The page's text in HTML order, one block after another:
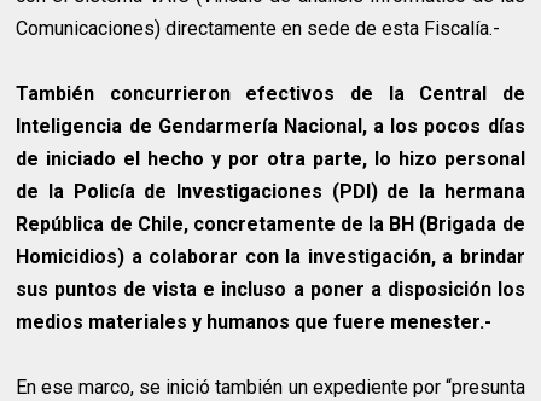
Comunicaciones) directamente en sede de esta Fiscalía.-
También concurrieron efectivos de la Central de
Inteligencia de Gendarmería Nacional, a los pocos días
de iniciado el hecho y por otra parte, lo hizo personal
de la Policía de Investigaciones (PDI) de la hermana
República de Chile, concretamente de la BH (Brigada de
Homicidios) a colaborar con la investigación, a brindar
sus puntos de vista e incluso a poner a disposición los
medios materiales y humanos que fuere menester.-
En ese marco, se inició también un expediente por “presunta